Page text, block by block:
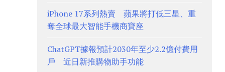
iPhone 17系列熱賣 蘋果將打低三星、重
奪全球最大智能手機商寶座
ChatGPT據報預計2030年至少2.2億付費用
戶 近日新推購物助手功能